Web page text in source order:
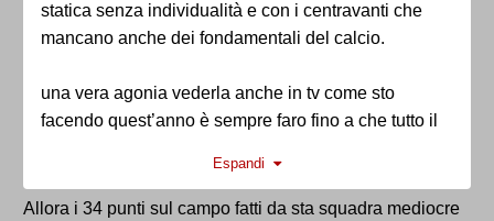
statica senza individualità e con i centravanti che
mancano anche dei fondamentali del calcio.
una vera agonia vederla anche in tv come sto
facendo quest’anno è sempre faro fino a che tutto il
Espandi
Allora i 34 punti sul campo fatti da sta squadra mediocre